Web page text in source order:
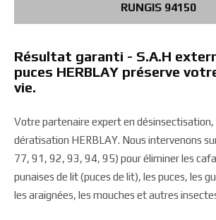
RUNGIS 94150
Résultat garanti - S.A.H
puces HERBLAY préserve
vie.
Votre partenaire expert en
dératisation HERBLAY. Nous intervenons
77, 91, 92, 93, 94, 95) pour éliminer les
punaises de lit (puces de lit), les puces, les
les araignées, les mouches et autres